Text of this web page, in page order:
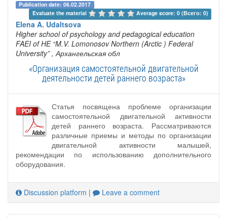
Publication date: 06.02.2017
Evaluate the material
Average score: 0 (Всего: 0)
Elena A. Udaltsova
Higher school of psychology and pedagogical education
FAEI of HE “M.V. Lomonosov Northern (Arctic ) Federal
University” , Архангельская обл
«Организация самостоятельной двигательной
деятельности детей раннего возраста»
Статья посвящена проблеме организации
самостоятельной двигательной активности
детей раннего возраста. Рассматриваются
различные приемы и методы по организации
двигательной активности малышей,
рекомендации по использованию дополнительного
оборудования.
Discussion platform | Leave a comment